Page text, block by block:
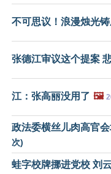
不可思议！浪漫烛光
张德江审议这个提案
江：张高丽没用了 🖼️
政法委横丝儿肉高官
次)
蛙字校牌挪进党校 刘